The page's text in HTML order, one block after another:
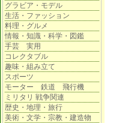
グラビア・モデル
生活・ファッション
料理・グルメ
情報・知識・科学・図鑑
手芸 実用
コレクタブル
趣味・組み立て
スポーツ
モーター 鉄道 飛行機
ミリタリ 戦争関連
歴史・地理・旅行
美術・文学・宗教・建造物